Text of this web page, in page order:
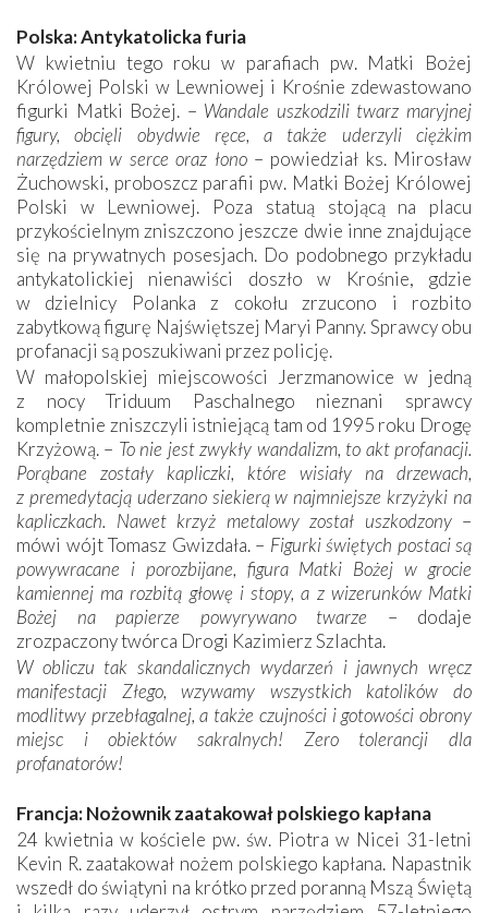
Polska: Antykatolicka furia
W kwietniu tego roku w parafiach pw. Matki Bożej
Królowej Polski w Lewniowej i Krośnie zdewastowano
figurki Matki Bożej. – Wandale uszkodzili twarz maryjnej
figury, obcięli obydwie ręce, a także uderzyli ciężkim
narzędziem w serce oraz łono – powiedział ks. Mirosław
Żuchowski, proboszcz parafii pw. Matki Bożej Królowej
Polski w Lewniowej. Poza statuą stojącą na placu
przykościelnym zniszczono jeszcze dwie inne znajdujące
się na prywatnych posesjach. Do podobnego przykładu
antykatolickiej nienawiści doszło w Krośnie, gdzie
w dzielnicy Polanka z cokołu zrzucono i rozbito
zabytkową figurę Najświętszej Maryi Panny. Sprawcy obu
profanacji są poszukiwani przez policję.
W małopolskiej miejscowości Jerzmanowice w jedną
z nocy Triduum Paschalnego nieznani sprawcy
kompletnie zniszczyli istniejącą tam od 1995 roku Drogę
Krzyżową. – To nie jest zwykły wandalizm, to akt profanacji.
Porąbane zostały kapliczki, które wisiały na drzewach,
z premedytacją uderzano siekierą w najmniejsze krzyżyki na
kapliczkach. Nawet krzyż metalowy został uszkodzony –
mówi wójt Tomasz Gwizdała. – Figurki świętych postaci są
powywracane i porozbijane, figura Matki Bożej w grocie
kamiennej ma rozbitą głowę i stopy, a z wizerunków Matki
Bożej na papierze powyrywano twarze – dodaje
zrozpaczony twórca Drogi Kazimierz Szlachta.
W obliczu tak skandalicznych wydarzeń i jawnych wręcz
manifestacji Złego, wzywamy wszystkich katolików do
modlitwy przebłagalnej, a także czujności i gotowości obrony
miejsc i obiektów sakralnych! Zero tolerancji dla
profanatorów!
Francja: Nożownik zaatakował polskiego kapłana
24 kwietnia w kościele pw. św. Piotra w Nicei 31-letni
Kevin R. zaatakował nożem polskiego kapłana. Napastnik
wszedł do świątyni na krótko przed poranną Mszą Świętą